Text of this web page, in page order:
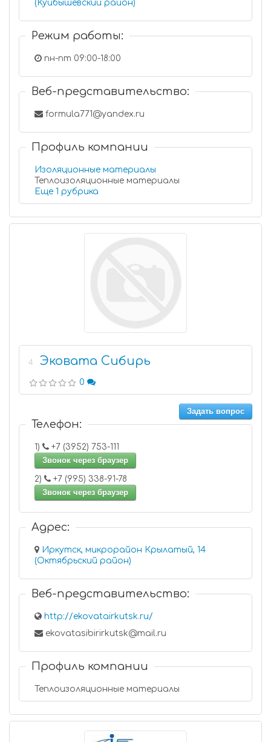
(Куйбышевский район)
Режим работы:
пн-пт 09:00-18:00
Веб-представительство:
formula771@yandex.ru
Профиль компании
Изоляционные материалы
Теплоизоляционные материалы
Еще 1 рубрика
4 Эковата Сибирь
0
Задать вопрос
Телефон:
1)
+7 (3952) 753-111
Звонок через браузер
2)
+7 (995) 338-91-78
Звонок через браузер
Адрес:
Иркутск, микрорайон Крылатый, 14
(Октябрьский район)
Веб-представительство:
http://ekovatairkutsk.ru/
ekovatasibirirkutsk@mail.ru
Профиль компании
Теплоизоляционные материалы